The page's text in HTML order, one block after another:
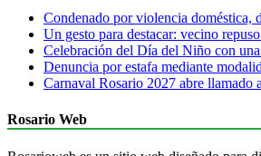
Condenado por violencia doméstica,
Un gesto para destacar: vecino
Celebración del Día del Niño con
Denuncia por estafa mediante
Carnaval Rosario 2027 abre llamado
Rosario Web